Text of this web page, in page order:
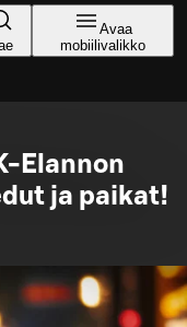
Avaa
mobiilivalikko
Elannon
ja paikat!